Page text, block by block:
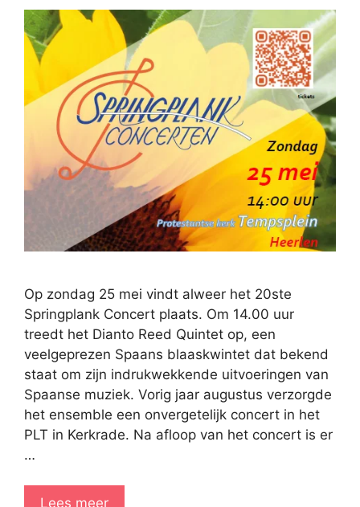
Op zondag 25 mei vindt alweer het 20ste
Springplank Concert plaats. Om 14.00 uur
treedt het Dianto Reed Quintet op, een
veelgeprezen Spaans blaaskwintet dat bekend
staat om zijn indrukwekkende uitvoeringen van
Spaanse muziek. Vorig jaar augustus verzorgde
het ensemble een onvergetelijk concert in het
PLT in Kerkrade. Na afloop van het concert is er
…
Lees meer